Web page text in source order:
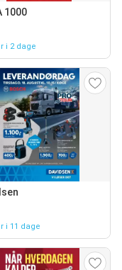
1000
i 2 dage
i 11 dage